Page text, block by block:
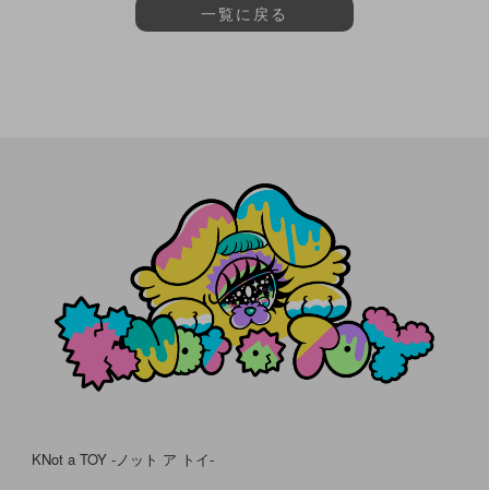
一覧に戻る
KNot a TOY -ノット ア トイ-